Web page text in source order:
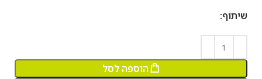
שיתוף:
הוספה לסל